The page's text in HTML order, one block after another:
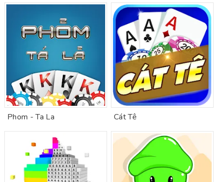
Phom - Ta La Cát Tê